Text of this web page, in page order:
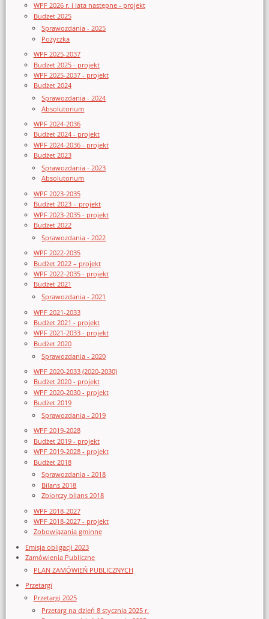
WPF 2026 r. i lata następne - projekt
Budżet 2025
Sprawozdania - 2025
Pożyczka
WPF 2025-2037
Budżet 2025 - projekt
WPF 2025-2037 - projekt
Budżet 2024
Sprawozdania - 2024
Absolutorium
WPF 2024-2036
Budżet 2024 - projekt
WPF 2024-2036 - projekt
Budżet 2023
Sprawozdania - 2023
Absolutorium
WPF 2023-2035
Budżet 2023 – projekt
WPF 2023-2035 - projekt
Budżet 2022
Sprawozdania - 2022
WPF 2022-2035
Budżet 2022 – projekt
WPF 2022-2035 - projekt
Budżet 2021
Sprawozdania - 2021
WPF 2021-2033
Budżet 2021 - projekt
WPF 2021-2033 - projekt
Budżet 2020
Sprawozdania - 2020
WPF 2020-2033 (2020-2030)
Budżet 2020 - projekt
WPF 2020-2030 - projekt
Budżet 2019
Sprawozdania - 2019
WPF 2019-2028
Budżet 2019 - projekt
WPF 2019-2028 - projekt
Budżet 2018
Sprawozdania - 2018
Bilans 2018
Zbiorczy bilans 2018
WPF 2018-2027
WPF 2018-2027 - projekt
Zobowiązania gminne
Emisja obligacji 2023
Zamówienia Publiczne
PLAN ZAMÓWIEŃ PUBLICZNYCH
Przetargi
Przetargi 2025
Przetarg na dzień 8 stycznia 2025 r.